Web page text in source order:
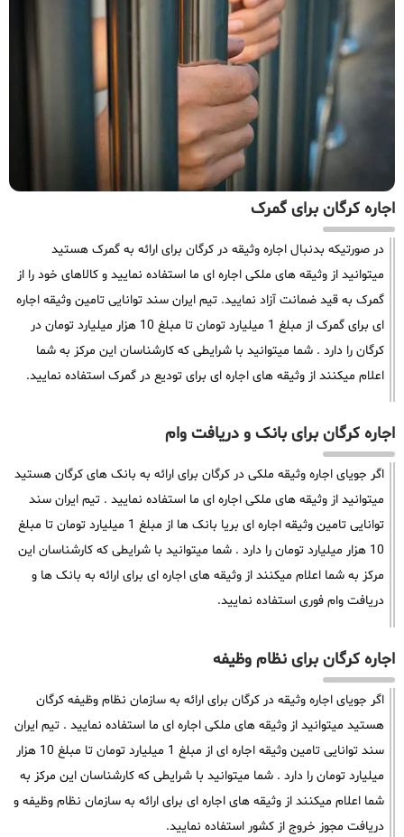
اجاره کرگان برای گمرک
در صورتیکه بدنبال اجاره وثیقه در کرگان برای ارائه به گمرک هستید
میتوانید از وثیقه های ملکی اجاره ای ما استفاده نمایید و کالاهای خود را از
گمرک به قید ضمانت آزاد نمایید. تیم ایران سند توانایی تامین وثیقه اجاره
ای برای گمرک از مبلغ 1 میلیارد تومان تا مبلغ 10 هزار میلیارد تومان در
کرگان را دارد . شما میتوانید با شرایطی که کارشناسان این مرکز به شما
اعلام میکنند از وثیقه های اجاره ای برای تودیع در گمرک استفاده نمایید.
اجاره کرگان برای بانک و دریافت وام
اگر جویای اجاره وثیقه ملکی در کرگان برای ارائه به بانک های کرگان هستید
میتوانید از وثیقه های ملکی اجاره ای ما استفاده نمایید . تیم ایران سند
توانایی تامین وثیقه اجاره ای بریا بانک ها از مبلغ 1 میلیارد تومان تا مبلغ
10 هزار میلیارد تومان را دارد . شما میتوانید با شرایطی که کارشناسان این
مرکز به شما اعلام میکنند از وثیقه های اجاره ای برای ارائه به بانک ها و
دریافت وام فوری استفاده نمایید.
اجاره کرگان برای نظام وظیفه
اگر جویای اجاره وثیقه در کرگان برای ارائه به سازمان نظام وظیفه کرگان
هستید میتوانید از وثیقه های ملکی اجاره ای ما استفاده نمایید . تیم ایران
سند توانایی تامین وثیقه اجاره ای از مبلغ 1 میلیارد تومان تا مبلغ 10 هزار
میلیارد تومان را دارد . شما میتوانید با شرایطی که کارشناسان این مرکز به
شما اعلام میکنند از وثیقه های اجاره ای برای ارائه به سازمان نظام وظیفه و
دریافت مجوز خروج از کشور استفاده نمایید.